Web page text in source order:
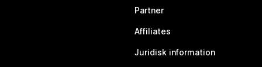
Partner
Affiliates
Juridisk information